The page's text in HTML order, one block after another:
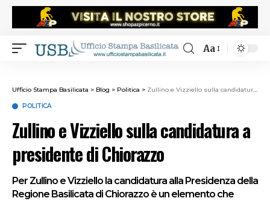
Aa
Ufficio Stampa Basilicata > Blog > Politica > Zullino e Vizziello sulla candidatura a presidente di Chiorazzo
POLITICA
Zullino e Vizziello sulla candidatura a
presidente di Chiorazzo
Per Zullino e Vizziello la candidatura alla Presidenza della
Regione Basilicata di Chiorazzo è un elemento che